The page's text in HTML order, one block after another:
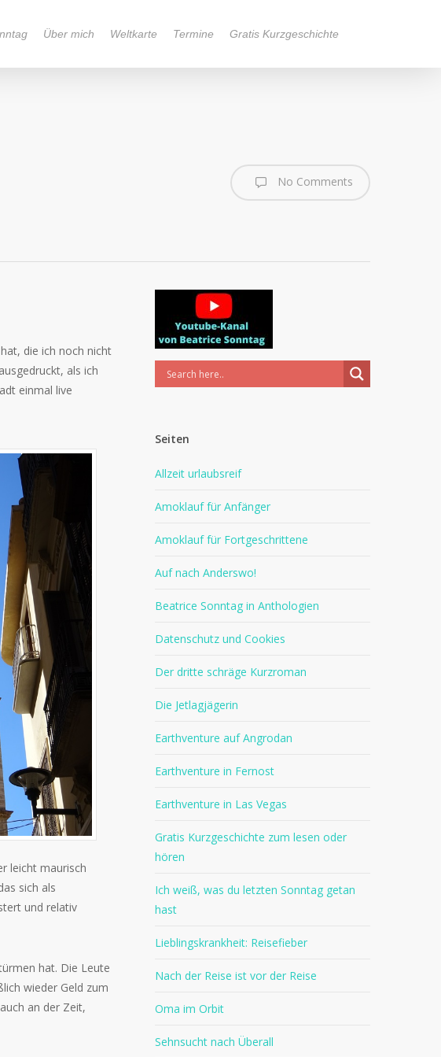
Über mich Weltkarte Termine Gratis Kurzgeschichte
No Comments
die ich noch nicht
als ich
einmal live
leicht maurisch
sich als
und relativ
hat. Die Leute
wieder Geld zum
an der Zeit,
Seiten
Allzeit urlaubsreif
Amoklauf für Anfänger
Amoklauf für Fortgeschrittene
Auf nach Anderswo!
Beatrice Sonntag in Anthologien
Datenschutz und Cookies
Der dritte schräge Kurzroman
Die Jetlagjägerin
Earthventure auf Angrodan
Earthventure in Fernost
Earthventure in Las Vegas
Gratis Kurzgeschichte zum lesen oder
hören
Ich weiß, was du letzten Sonntag getan
hast
Lieblingskrankheit: Reisefieber
Nach der Reise ist vor der Reise
Oma im Orbit
Sehnsucht nach Überall